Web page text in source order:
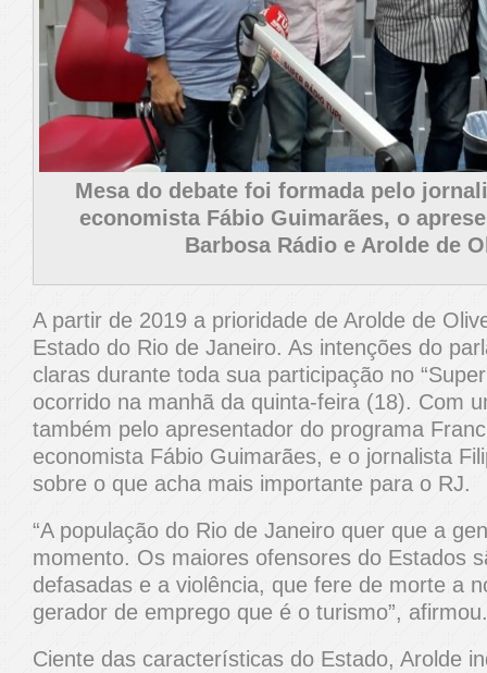
Mesa do debate foi formada pelo
economista Fábio Guimarães, o
Barbosa Rádio e Arolde de
A partir de 2019 a prioridade de Arolde de
Estado do Rio de Janeiro. As intenções do
claras durante toda sua participação no
ocorrido na manhã da quinta-feira (18). Com
também pelo apresentador do programa
economista Fábio Guimarães, e o jornalista
sobre o que acha mais importante para o RJ.
“A população do Rio de Janeiro quer que a
momento. Os maiores ofensores do Estados
defasadas e a violência, que fere de morte a
gerador de emprego que é o turismo”, afirmou.
Ciente das características do Estado, Arolde